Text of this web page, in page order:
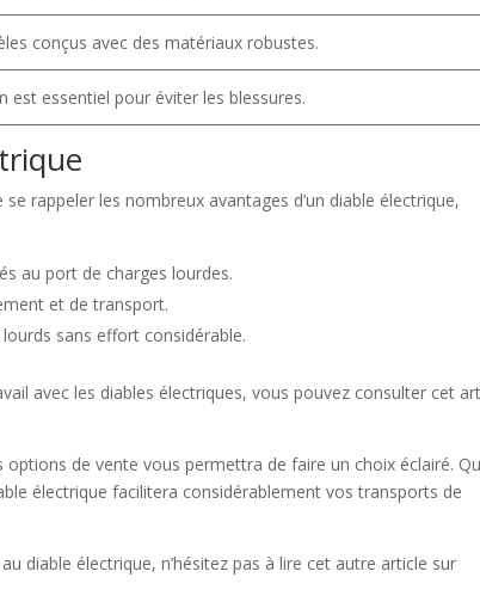
conçus avec des matériaux robustes.
est essentiel pour éviter les blessures.
rappeler les nombreux avantages d’un diable électrique,
au port de charges lourdes.
et de transport.
sans effort considérable.
avec les diables électriques, vous pouvez consulter cet
de vente vous permettra de faire un choix éclairé.
électrique facilitera considérablement vos transports de
diable électrique, n’hésitez pas à lire cet autre article sur